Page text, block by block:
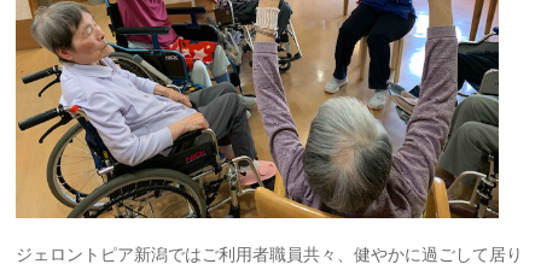
ジェロントピア新潟ではご利用者職員共々、健やかに過ごして居り